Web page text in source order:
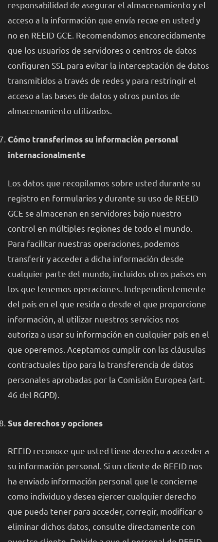
responsabilidad de asegurar el almacenamiento y el
acceso a la información que envía recae en usted y
no en REEID GCE. Recomendamos encarecidamente
que los usuarios de servidores o centros de datos
configuren SSL para evitar la interceptación de datos
transmitidos a través de redes y para restringir el
acceso a las bases de datos y otros puntos de
almacenamiento utilizados.
Cómo transferimos su información personal
internacionalmente
Los datos que recopilamos sobre usted durante su
registro en formularios y durante su uso de REEID
GCE se almacenan en servidores bajo nuestro
control en múltiples regiones de todo el mundo.
Para facilitar nuestras operaciones, podemos
transferir y acceder a dicha información desde
cualquier parte del mundo, incluidos otros países en
los que tenemos operaciones. Independientemente
del país en el que resida o desde el que proporcione
información, al utilizar nuestros servicios nos
autoriza a usar su información en cualquier país en el
que operemos. Aceptamos cumplir con las cláusulas
contractuales tipo para la transferencia de datos
personales aprobadas por la Comisión Europea (art.
46 del RGPD).
Sus derechos y opciones
REEID reconoce que usted tiene derecho a acceder a
su información personal. Si un cliente de REEID nos
ha enviado información personal que le concierne
como individuo y desea ejercer cualquier derecho
que pueda tener para acceder, corregir, modificar o
eliminar dichos datos, consulte directamente con